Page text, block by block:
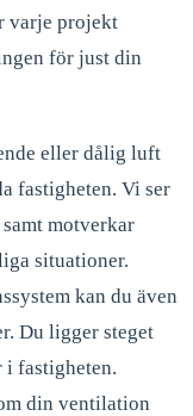
varje projekt
för just din
eller dålig luft
fastigheten. Vi ser
motverkar
situationer.
kan du även
Du ligger steget
fastigheten.
din ventilation